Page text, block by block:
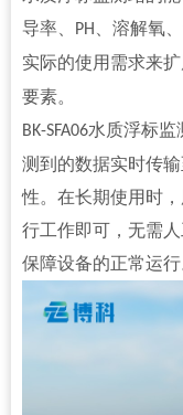
导率、
PH
、溶解氧
实际的使用需求来扩
要素。
BK-SFA06水质浮标监
测到的数据实时传
性。在长期使用时
行工作即可，无需
保障设备的正常运行